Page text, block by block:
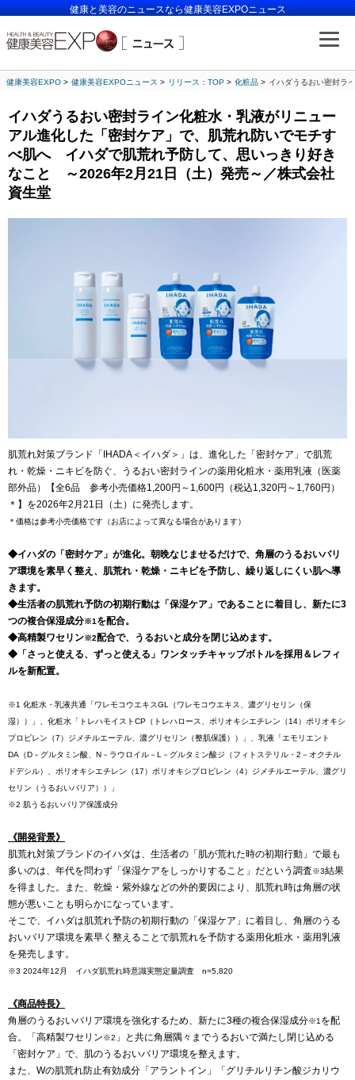
健康と美容のニュースなら健康美容EXPOニュース
健康美容EXPO 健康美容EXPOニュース リリース：TOP 化粧品 イハダうるおい密封ラ
イハダうるおい密封ライン化粧水・乳液がリニュー
アル進化した「密封ケア」で、肌荒れ防いでモチす
べ肌へ イハダで肌荒れ予防して、思いっきり好き
なこと ～2026年2月21日（土）発売～／株式会社
資生堂
肌荒れ対策ブランド「IHADA＜イハダ＞」は、進化した「密封ケア」で肌荒
れ・乾燥・ニキビを防ぐ、うるおい密封ラインの薬用化粧水・薬用乳液（医薬
部外品）【全6品 参考小売価格1,200円～1,600円（税込1,320円～1,760円）
＊】を2026年2月21日（土）に発売します。
＊価格は参考小売価格です（お店によって異なる場合があります）
◆イハダの「密封ケア」が進化。朝晩なじませるだけで、角層のうるおいバリ
ア環境を素早く整え、肌荒れ・乾燥・ニキビを予防し、繰り返しにくい肌へ導
きます。
◆生活者の肌荒れ予防の初期行動は「保湿ケア」であることに着目し、新たに3
つの複合保湿成分※1 を配合。
◆高精製ワセリン※2配合で、うるおいと成分を閉じ込めます。
◆「さっと使える、ずっと使える」ワンタッチキャップボトルを採用＆レフィ
ルを新配置。
※1 化粧水・乳液共通「ワレモコウエキスGL（ワレモコウエキス、濃グリセリン（保
湿））」、化粧水「トレハモイストCP（トレハロース、ポリオキシエチレン（14）ポリオキシ
プロピレン（7）ジメチルエーテル、濃グリセリン（整肌保護））」、乳液「エモリエント
DA（D－グルタミン酸、N－ラウロイル－L－グルタミン酸ジ（フィトステリル・2－オクチル
ドデシル）、ポリオキシエチレン（17）ポリオキシプロピレン（4）ジメチルエーテル、濃グリ
セリン（うるおいバリア））」
※2 肌うるおいバリア保護成分
《開発背景》
肌荒れ対策ブランドのイハダは、生活者の「肌が荒れた時の初期行動」で最も
多いのは、年代を問わず「保湿ケアをしっかりすること」だという調査※3結果
を得ました。また、乾燥・紫外線などの外的要因により、肌荒れ時は角層の状
態が悪いことも明らかになっています。
そこで、イハダは肌荒れ予防の初期行動の「保湿ケア」に着目し、角層のうる
おいバリア環境を素早く整えることで肌荒れを予防する薬用化粧水・薬用乳液
を発売します。
※3 2024年12月 イハダ肌荒れ時意識実態定量調査 n=5,820
《商品特長》
角層のうるおいバリア環境を強化するため、新たに3種の複合保湿成分※1 を配
合。「高精製ワセリン※2 」と共に角層隅々までうるおいで満たし閉じ込める
「密封ケア」で、肌のうるおいバリア環境を整えます。
また、Wの肌荒れ防止有効成分「アラントイン」「グリチルリチン酸ジカリウ